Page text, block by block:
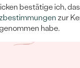
bestätige ich,
zur
habe.